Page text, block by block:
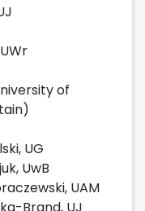
of
UG
UwB
UAM